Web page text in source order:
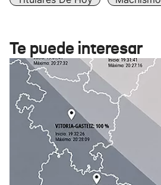
Te puede interesar